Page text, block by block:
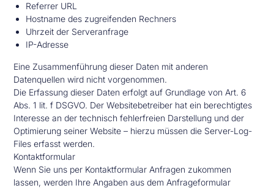
Referrer URL
Hostname des zugreifenden Rechners
Uhrzeit der Serveranfrage
IP-Adresse
Eine Zusammenführung dieser Daten mit anderen
Datenquellen wird nicht vorgenommen.
Die Erfassung dieser Daten erfolgt auf Grundlage von Art. 6
Abs. 1 lit. f DSGVO. Der Websitebetreiber hat ein berechtigtes
Interesse an der technisch fehlerfreien Darstellung und der
Optimierung seiner Website – hierzu müssen die Server-Log-
Files erfasst werden.
Kontaktformular
Wenn Sie uns per Kontaktformular Anfragen zukommen
lassen, werden Ihre Angaben aus dem Anfrageformular